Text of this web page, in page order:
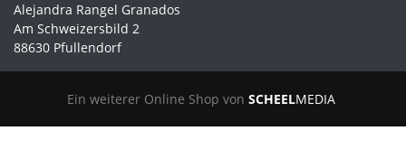
Alejandra Rangel Granados
Am Schweizersbild 2
88630 Pfullendorf
Ein weiterer Online Shop von SCHEELMEDIA